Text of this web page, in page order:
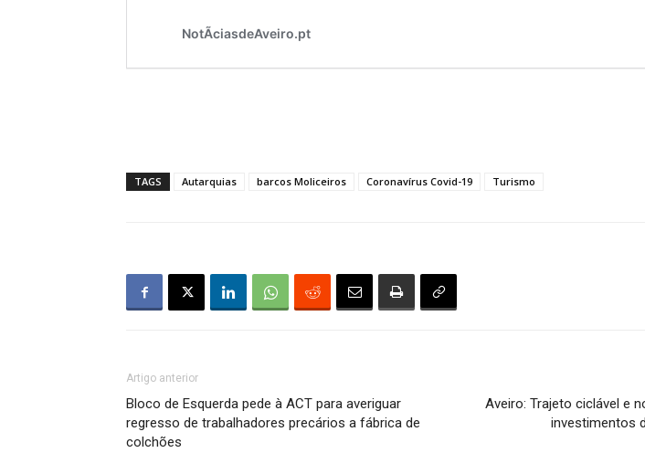
TAGS Autarquias barcos Moliceiros Coronavírus Covid-19 Turismo
Artigo anterior
Bloco de Esquerda pede à ACT para averiguar
regresso de trabalhadores precários a fábrica de
colchões
Aveiro: Trajeto ciclável e
investimentos